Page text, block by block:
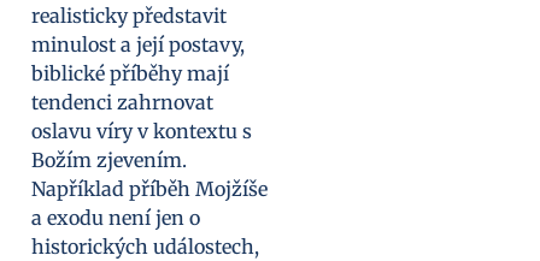
realisticky představit
minulost a její postavy,
biblické příběhy mají
tendenci zahrnovat
oslavu víry v kontextu s
Božím zjevením.
Například příběh Mojžíše
a exodu není jen o
historických událostech,